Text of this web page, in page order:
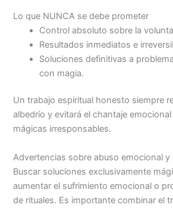
Lo que NUNCA se debe prometer
Control absoluto sobre la
Resultados inmediatos e
Soluciones definitivas a
con magia.
Un trabajo espiritual honesto siempre
albedrío y evitará el chantaje
mágicas irresponsables.
Advertencias sobre abuso emocional y
Buscar soluciones exclusivamente
aumentar el sufrimiento emocional o
de rituales. Es importante combinar el